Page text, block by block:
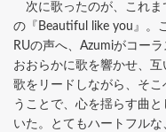
次に歌ったのが、これま
の『Beautiful like you』。
RUの声へ、Azumiがコー
おおらかに歌を響かせ、
歌をリードしながら、そ
うことで、心を揺らす曲
いた。とてもハートフル